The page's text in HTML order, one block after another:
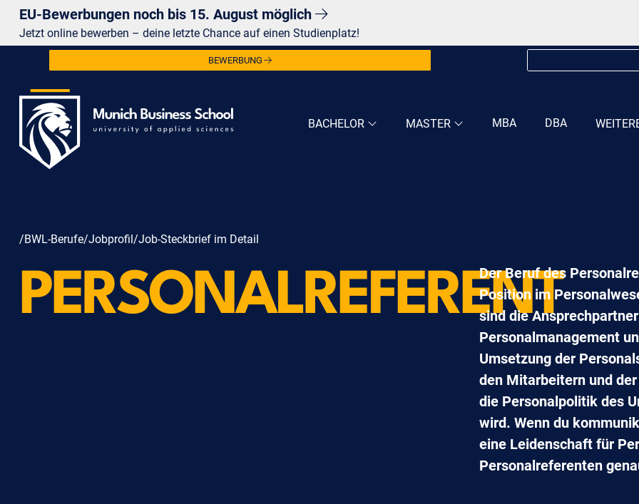
EU-Bewerbungen noch bis 15. August möglich
Jetzt online bewerben – deine letzte Chance auf einen Studienplatz!
BACHELOR MASTER MBA DBA
BEWERBUNG
/BWL-Berufe/Jobprofil/Job-Steckbrief im Detail
PERSONALREFERENT
Der Beruf des
Position im
sind die
Personalmanagement
Umsetzung der
den Mitarbeitern und
die Personalpolitik des
wird. Wenn du
eine Leidenschaft für
Personalreferenten